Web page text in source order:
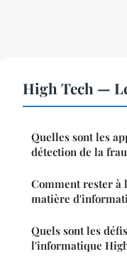
High Tech —
Quelles sont les
détection de la
Comment rester à
matière
Quels sont les
l'informatique